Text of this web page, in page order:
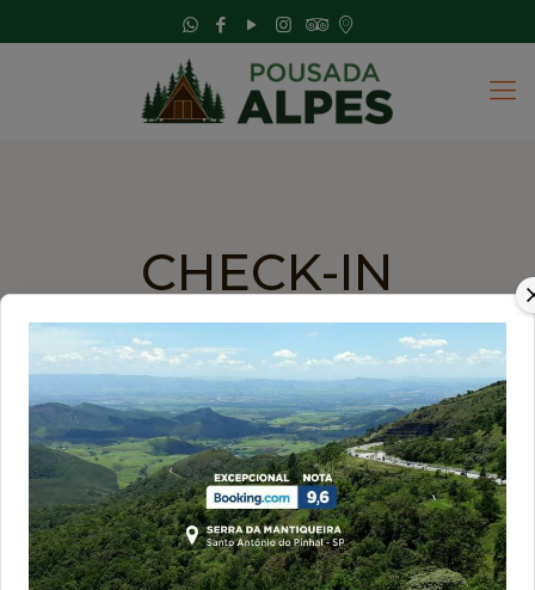
CHECK-IN
Cadastre-se e receba informações sobre sua
reserva
Nome Completo Contratante*
Email*